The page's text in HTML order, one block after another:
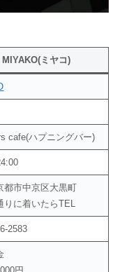
MIYAKO(ミヤコ)
cafe(ハプニングバー)
都市中京区大黒町
りに着いたらTEL
2583